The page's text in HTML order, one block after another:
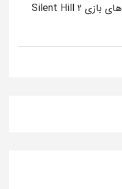
راهنمای معماهای بازی Silent Hill 2